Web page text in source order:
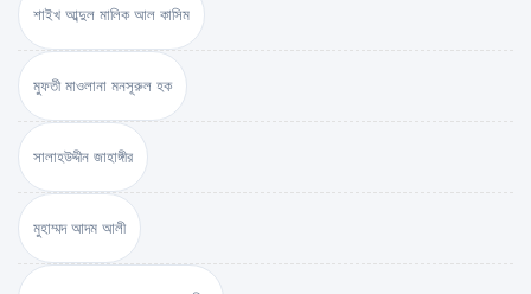
শাইখ আব্দুল মালিক আল কাসিম
মুফতী মাওলানা মনসূরুল হক
সালাহউদ্দীন জাহাঙ্গীর
মুহাম্মদ আদম আলী